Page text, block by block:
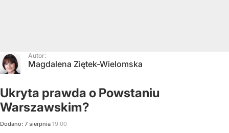
Autor:
Magdalena Ziętek-Wielomska
Ukryta prawda o Powstaniu
Warszawskim?
Dodano: 7 sierpnia 19:00